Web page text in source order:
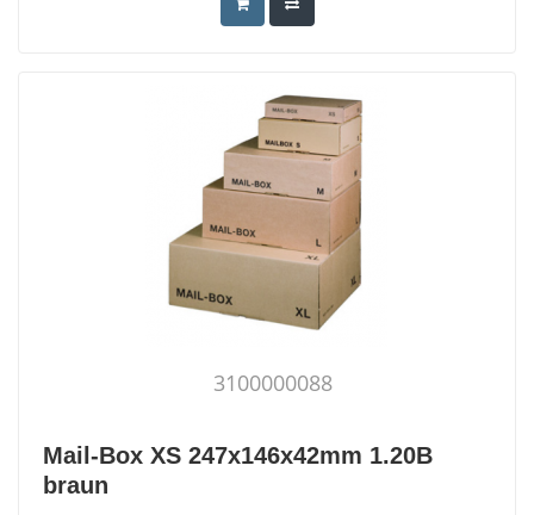
3100000088
Mail-Box XS 247x146x42mm 1.20B
braun